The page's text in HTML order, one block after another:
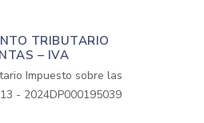
TRIBUTARIO
– IVA
Impuesto sobre las
- 2024DP000195039